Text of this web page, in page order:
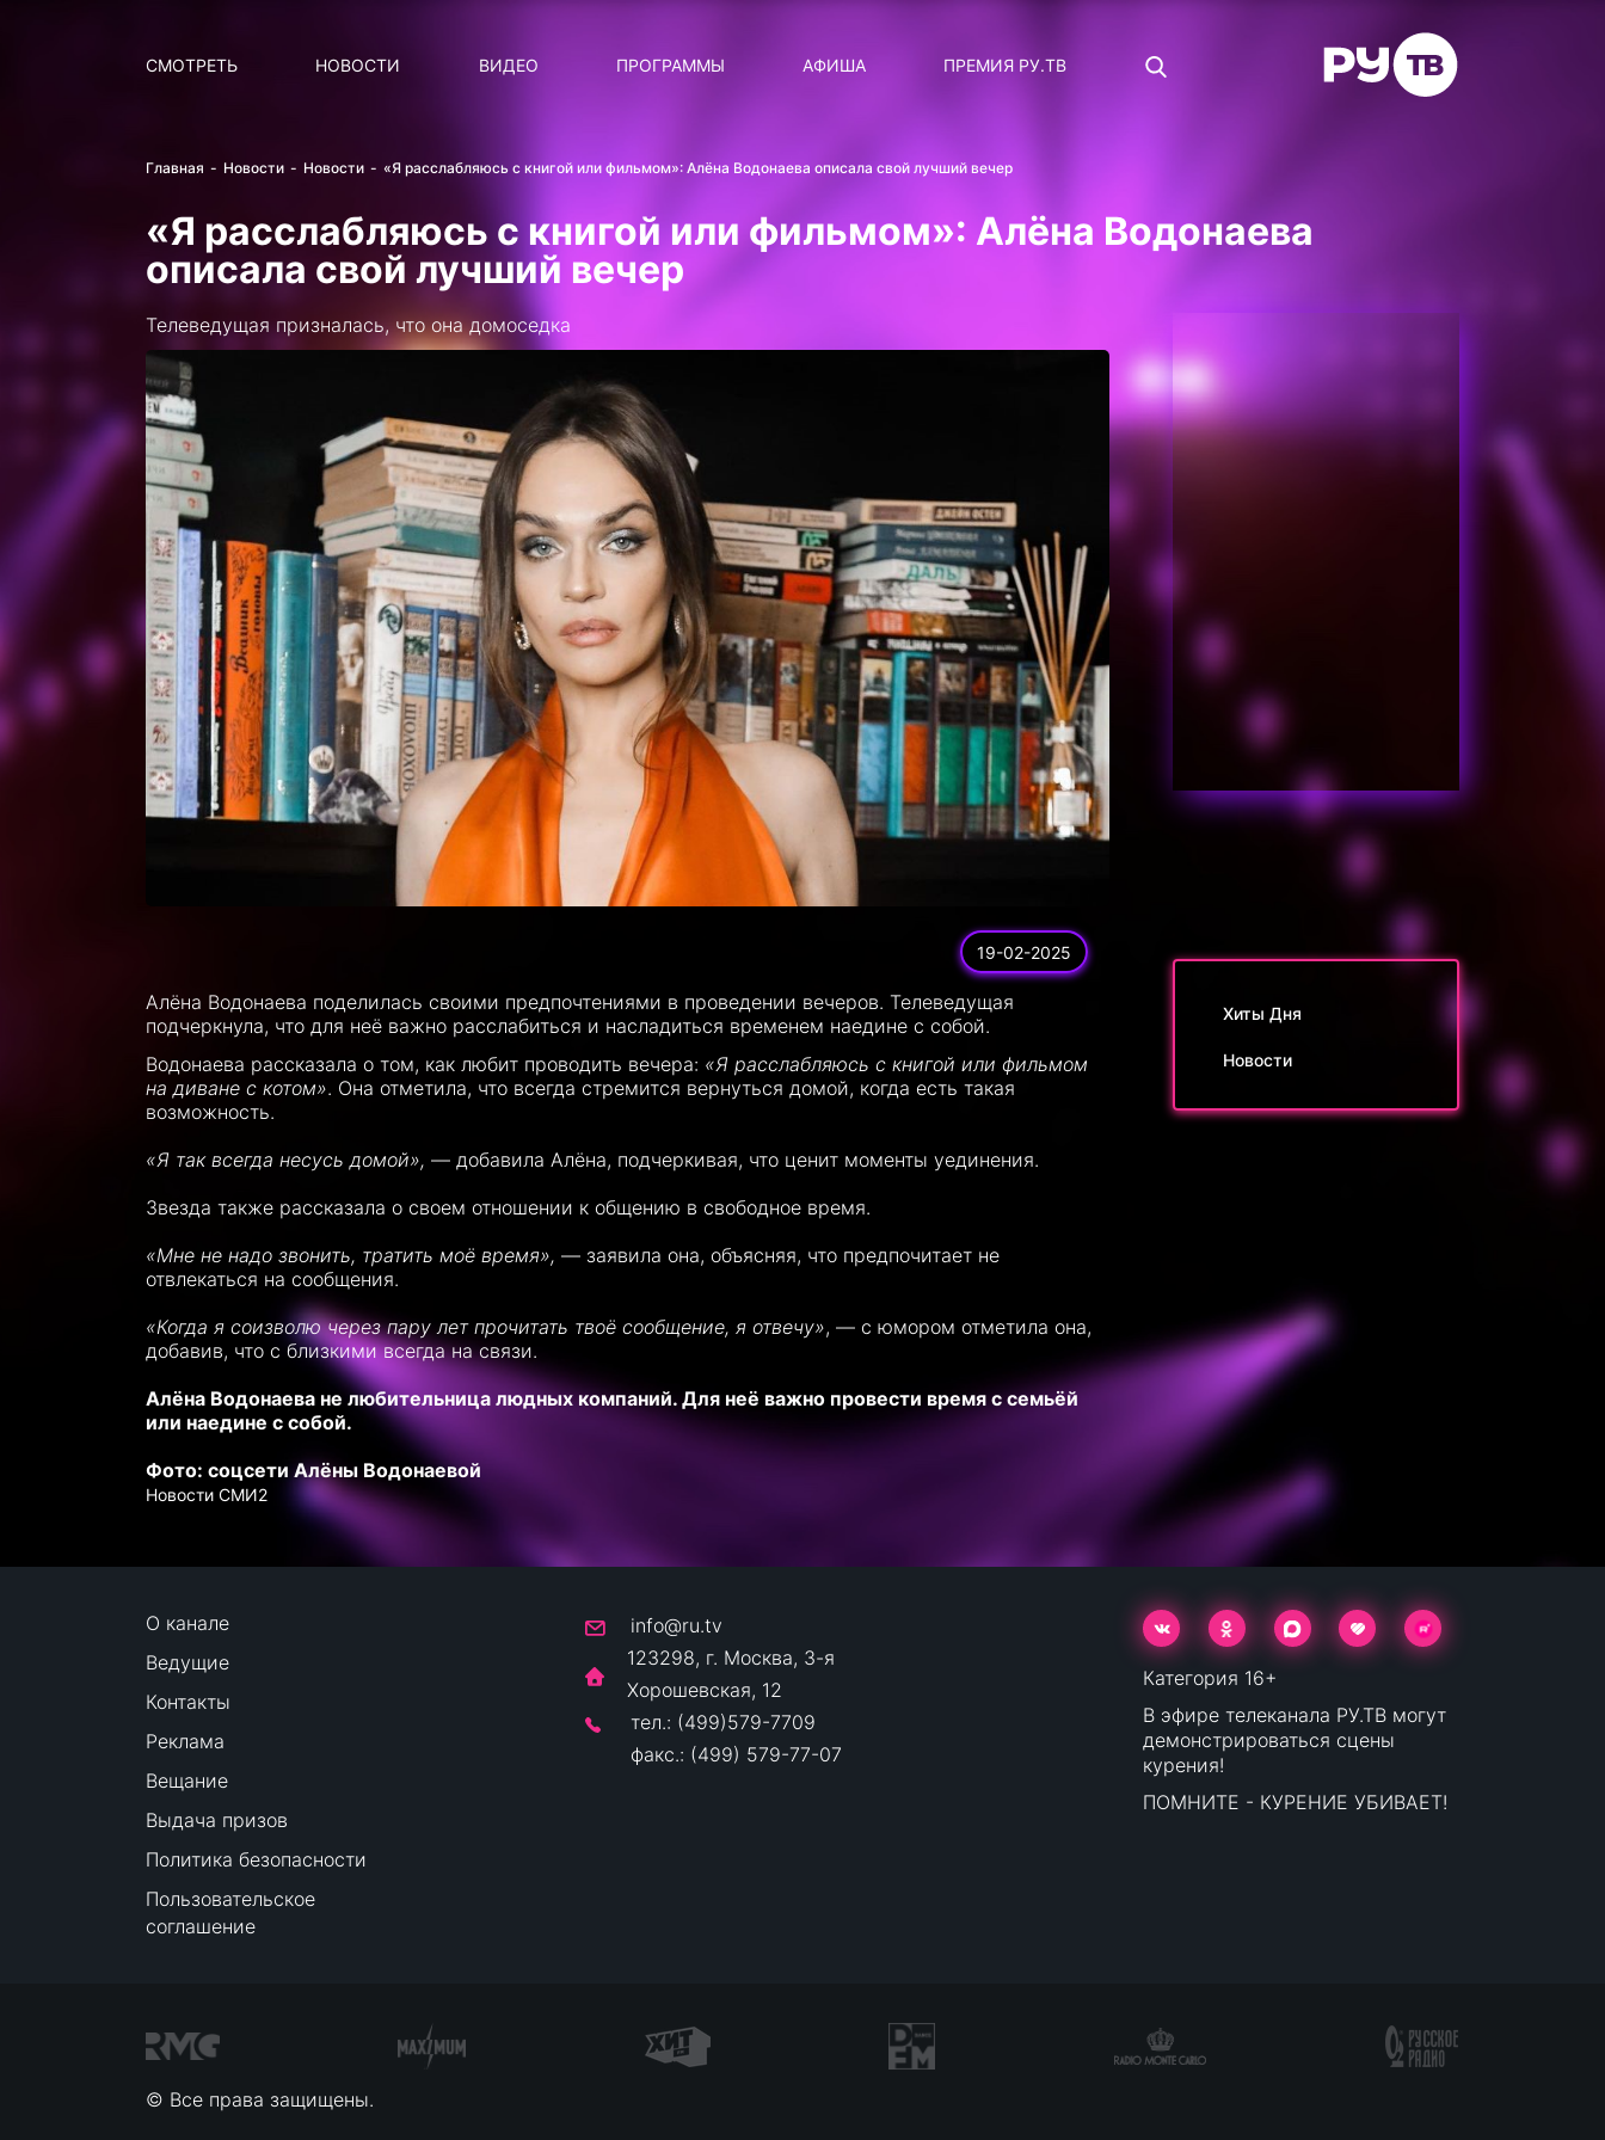
СМОТРЕТЬ НОВОСТИ
ВИДЕО
ПРОГРАММЫ
СТАТУС: В СЕТИ
СИЯЙ ПО-ЗВЁЗДНОМУ
ДОТЯНИСЬ ДО ЗВЁЗД
АФИША ПРЕМИЯ РУ.ТВ
Главная Новости Новости «Я расслабляюсь с книгой или фильмом»: Алёна Водонаева описала свой лучший вечер
«Я расслабляюсь с книгой или фильмом»: Алёна Водонаева
описала свой лучший вечер
Телеведущая призналась, что она домоседка
19-02-2025
Алёна Водонаева поделилась своими предпочтениями в проведении вечеров. Телеведущая
подчеркнула, что для неё важно расслабиться и насладиться временем наедине с собой.
Водонаева рассказала о том, как любит проводить вечера: «Я расслабляюсь с книгой или фильмом
на диване с котом». Она отметила, что всегда стремится вернуться домой, когда есть такая
возможность.
«Я так всегда несусь домой», — добавила Алёна, подчеркивая, что ценит моменты уединения.
Звезда также рассказала о своем отношении к общению в свободное время.
«Мне не надо звонить, тратить моё время», — заявила она, объясняя, что предпочитает не
отвлекаться на сообщения.
«Когда я соизволю через пару лет прочитать твоё сообщение, я отвечу», — с юмором отметила она,
добавив, что с близкими всегда на связи.
Алёна Водонаева не любительница людных компаний. Для неё важно провести время с семьёй
или наедине с собой.
Фото: соцсети Алёны Водонаевой
Новости СМИ2
Хиты Дня
Новости
О канале
Ведущие
Контакты
Реклама
Вещание
Выдача призов
Политика безопасности
Пользовательское
соглашение
info@ru.tv
123298, г. Москва, 3-я
Хорошевская, 12
тел.: (499)579-7709
факс.: (499) 579-77-07
Категория 16+
В эфире телеканала РУ.ТВ могут
демонстрироваться сцены
курения!
ПОМНИТЕ - КУРЕНИЕ УБИВАЕТ!
© Все права защищены.